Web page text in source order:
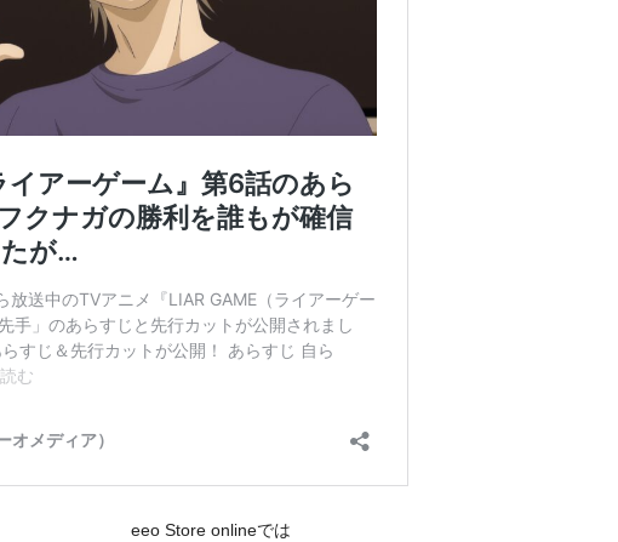
eeo Store onlineでは